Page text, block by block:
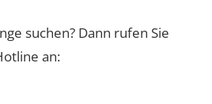
suchen? Dann rufen Sie
an: